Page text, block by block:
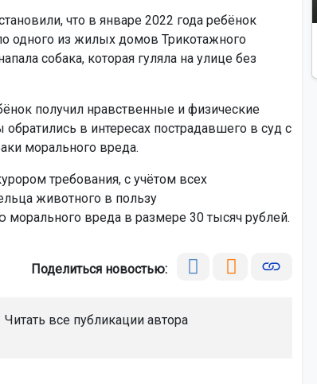
что в январе 2022 года ребёнок
одного из жилых домов Трикотажного
собака, которая гуляла на улице без
получил нравственные и физические
в интересах пострадавшего в суд с
морального вреда.
требования, с учётом всех
животного в пользу
вреда в размере 30 тысяч рублей.
Поделиться новостью:
Читать все публикации автора